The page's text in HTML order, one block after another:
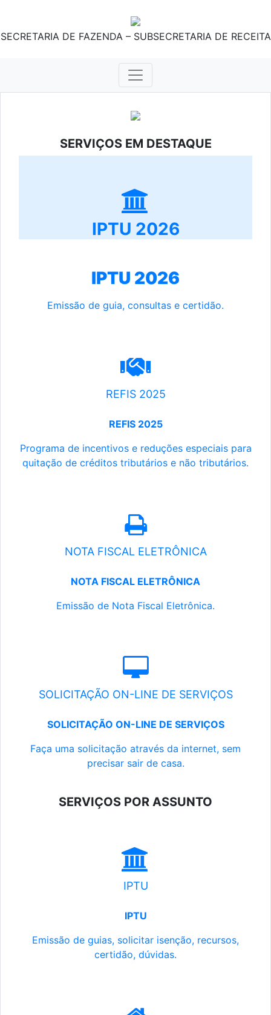
SECRETARIA DE FAZENDA – SUBSECRETARIA DE RECEITA
SERVIÇOS EM DESTAQUE
IPTU 2026
IPTU 2026
Emissão de guia, consultas e certidão.
REFIS 2025
REFIS 2025
Programa de incentivos e reduções especiais para
quitação de créditos tributários e não tributários.
NOTA FISCAL ELETRÔNICA
NOTA FISCAL ELETRÔNICA
Emissão de Nota Fiscal Eletrônica.
SOLICITAÇÃO ON-LINE DE SERVIÇOS
SOLICITAÇÃO ON-LINE DE SERVIÇOS
Faça uma solicitação através da internet, sem
precisar sair de casa.
SERVIÇOS POR ASSUNTO
IPTU
IPTU
Emissão de guias, solicitar isenção, recursos,
certidão, dúvidas.